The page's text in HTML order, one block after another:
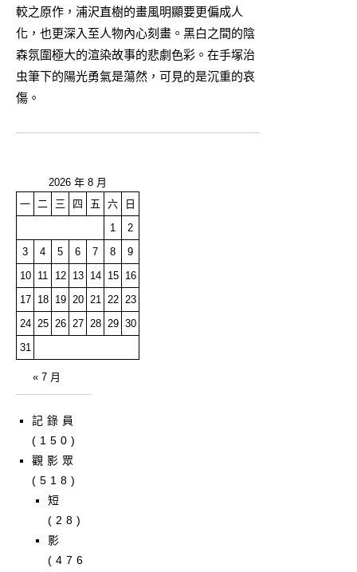
較之原作，浦沢直樹的畫風明顯要更偏成人
化，也更深入至人物內心刻畫。黑白之間的陰
森氛圍極大的渲染故事的悲劇色彩。在手塚治
虫筆下的陽光勇氣是蕩然，可見的是沉重的哀
傷。
2026 年 8 月
一
二 三 四 五 六
日
1
2
3
4 5 6 7 8
9
10
11 12 13 14 15
16
17
18 19 20 21 22
23
24
25 26 27 28 29 30
31
« 7 月
記錄員
(150)
觀影眾
(518)
短
(28)
影
(476